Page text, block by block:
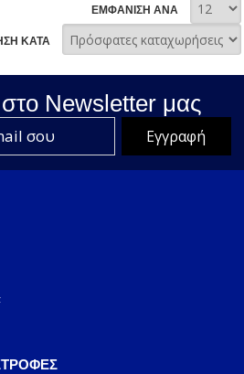
ΕΜΦΑΝΙΣΗ ΑΝΑ
ΚΑΤΑ
στο Νewsletter μας